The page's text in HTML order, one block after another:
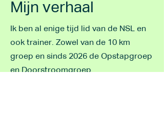
Mijn verhaal
Ik ben al enige tijd lid van de NSL en
ook trainer. Zowel van de 10 km
groep en sinds 2026 de Opstapgroep
en Doorstroomgroep.